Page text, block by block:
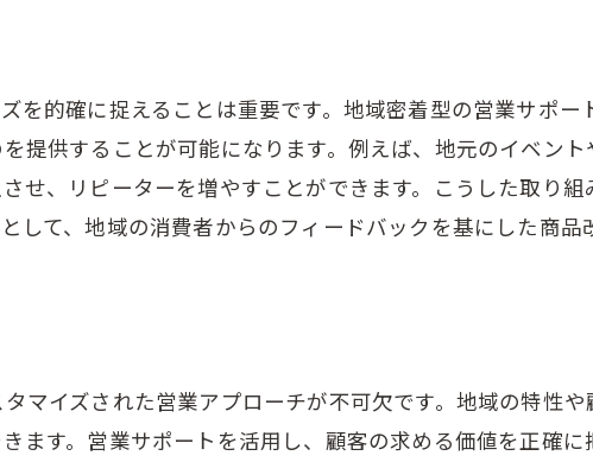
れる競争力強化策
得られる持続可能な成長
を高めるための具体的手法
する営業サポートの施策
活かしたサービス改善の実例
パーソナライズドサービス
エンゲージメント強化法
イヤルティを高める方法
営業サポートの実践技術
を的確に捉えることは重要です。地域密着型の営業サポー
提供することが可能になります。例えば、地元のイベント
せ、リピーターを増やすことができます。こうした取り組
して、地域の消費者からのフィードバックを基にした商品
マイズされた営業アプローチが不可欠です。地域の特性や
ます。営業サポートを活用し、顧客の求める価値を正確に